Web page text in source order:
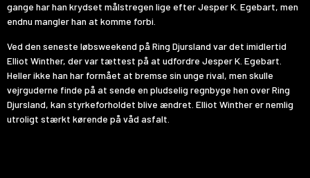
gange har han krydset målstregen lige efter Jesper K. Egebart, men
endnu mangler han at komme forbi.
Ved den seneste løbsweekend på Ring Djursland var det imidlertid
Elliot Winther, der var tættest på at udfordre Jesper K. Egebart.
Heller ikke han har formået at bremse sin unge rival, men skulle
vejrguderne finde på at sende en pludselig regnbyge hen over Ring
Djursland, kan styrkeforholdet blive ændret. Elliot Winther er nemlig
utroligt stærkt kørende på våd asfalt.